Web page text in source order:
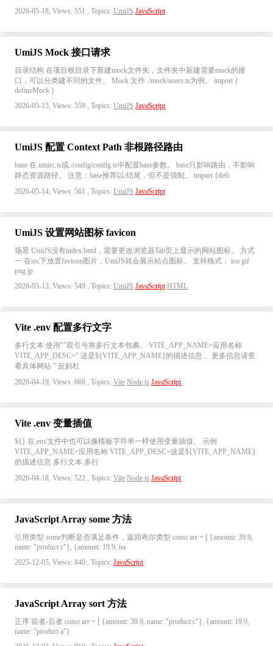
2026-05-18, Views: 551 , Topics: UmiJS JavaScript
UmiJS Mock 接口请求
目录结构 在项目根目录下新建mock文件夹，文件夹中新建需要mock的接
口，可以分类建不同的文件。 Mock 文件 ./mock/users.ts为例。 import {
defineMock }
2026-05-15, Views: 559 , Topics: UmiJS JavaScript
UmiJS 配置 Context Path 非根路径路由
base 在.umirc.ts或./config/config.ts中配置base参数。 base只影响路由，不影响
静态资源路径。 注意：base推荐以/结尾，但不是强制。 import {defi
2026-05-14, Views: 561 , Topics: UmiJS JavaScript
UmiJS 设置网站图标 favicon
场景 UmiJS没有index.html，需要更改浏览器Tab页上显示的网站图标。 方式
一 在src下放置favicon图片，UmiJS就会展示站点图标。 支持格式： ico gif
png jp
2026-05-13, Views: 549 , Topics: UmiJS JavaScript HTML
Vite .env 配置多行文字
多行文本 使用""双引号将多行文本包裹。 VITE_APP_NAME=应用名称
VITE_APP_DESC=" 这是${VITE_APP_NAME}的描述信息， 更多信息请查
看具体网站 " 反斜杠
2026-04-19, Views: 668 , Topics: Vite Node.js JavaScript
Vite .env 变量插值
${} 在.env文件中也可以像模板字符串一样使用变量插值。 示例
VITE_APP_NAME=应用名称 VITE_APP_DESC=这是${VITE_APP_NAME}
的描述信息 多行文本 多行
2026-04-18, Views: 522 , Topics: Vite Node.js JavaScript
JavaScript Array some 方法
引用类型 some判断是否满足条件，返回布尔类型 const arr = [ {amount: 39.9,
name: "product c"}, {amount: 19.9, na
2025-12-05, Views: 840 , Topics: JavaScript
JavaScript Array sort 方法
正序 前者-后者 const arr = [ {amount: 39.9, name: "product c"}, {amount: 19.9,
name: "product a"}